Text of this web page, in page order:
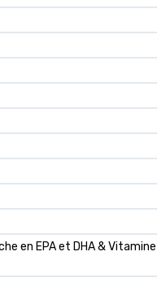
en EPA et DHA & Vitamine